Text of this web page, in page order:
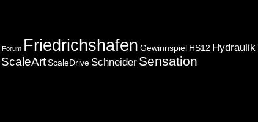
Forum Friedrichshafen Gewinnspiel HS12 Hydraulik
ScaleArtScaleDrive Schneider Sensation